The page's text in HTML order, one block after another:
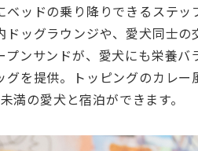
ッドの乗り降りできるステッ
ッグラウンジや、愛犬同士の
プンサンドが、愛犬にも栄養
を提供。トッピングのカレー
満の愛犬と宿泊ができます。